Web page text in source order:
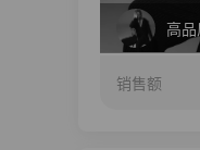
夏季
销售额